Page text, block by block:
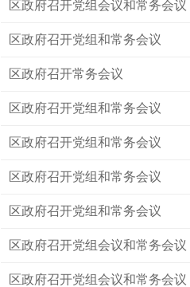
区政府召开党组会议和常务会议
区政府召开党组和常务会议
区政府召开常务会议
区政府召开党组和常务会议
区政府召开党组和常务会议
区政府召开党组和常务会议
区政府召开党组和常务会议
区政府召开党组会议和常务会议
区政府召开党组会议和常务会议